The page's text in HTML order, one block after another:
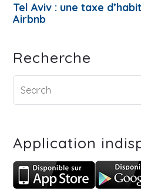
Tel Aviv : une taxe
Airbnb
Recherche
Application